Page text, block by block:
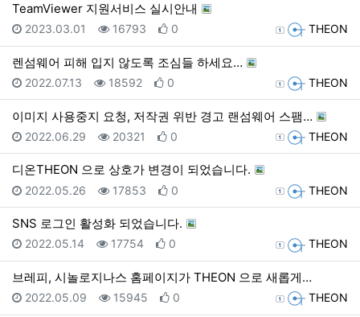
TeamViewer 지원서비스 실시안내
등록자 THEON
등록일
2023.03.01 조회
16793 추천
0
렌섬웨어 피해 입지 않도록 조심들 하세요…
등록자 THEON
등록일
2022.07.13 조회
18592 추천
0
이미지 사용중지 요청, 저작권 위반 경고 랜섬웨어 스팸…
등록자 THEON
등록일
2022.06.29 조회
20321 추천
0
디온THEON 으로 상호가 변경이 되었습니다.
등록자 THEON
등록일
2022.05.26 조회
17853 추천
0
SNS 로그인 활성화 되었습니다.
등록자 THEON
등록일
2022.05.14 조회
17754 추천
0
브레피, 시놀로지나스 홈페이지가 THEON 으로 새롭게…
등록자 THEON
등록일
2022.05.09 조회
15945 추천
0